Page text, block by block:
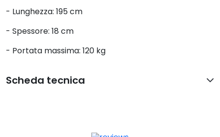
- Lunghezza: 195 cm
- Spessore: 18 cm
- Portata massima: 120 kg
Scheda tecnica